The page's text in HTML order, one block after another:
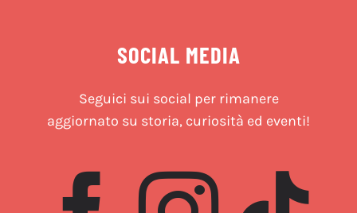
SOCIAL MEDIA
Seguici sui social per rimanere
aggiornato su storia, curiosità ed eventi!